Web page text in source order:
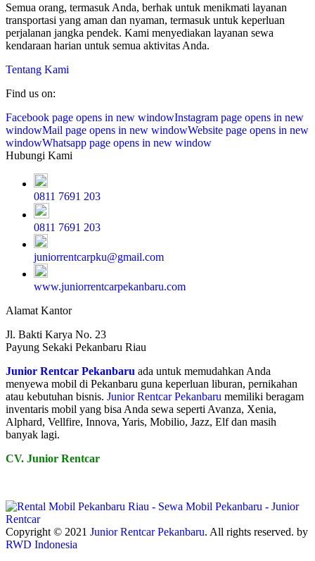
Semua orang, termasuk Anda, berhak untuk menikmati layanan
transportasi yang aman dan nyaman, termasuk untuk keperluan
perjalanan jangka pendek. Kami menyediakan layanan sewa
kendaraan harian untuk semua aktivitas Anda.
Tentang Kami
Find us on:
Facebook page opens in new windowInstagram page opens in new
windowMail page opens in new windowWebsite page opens in new
windowWhatsapp page opens in new window
Hubungi Kami
0811 7691 203
0811 7691 203
juniorrentcarpku@gmail.com
www.juniorrentcarpekanbaru.com
Alamat Kantor
Jl. Bakti Karya No. 23
Payung Sekaki Pekanbaru Riau
Junior Rentcar Pekanbaru ada untuk memudahkan Anda
menyewa mobil di Pekanbaru guna keperluan liburan, pernikahan
atau kebutuhan bisnis. Junior Rentcar Pekanbaru memiliki beragam
inventaris mobil yang bisa Anda sewa seperti Avanza, Xenia,
Alphard, Vellfire, Innova, Yaris, Mobilio, Jazz, Elf dan masih
banyak lagi.
CV. Junior Rentcar
Copyright © 2021 Junior Rentcar Pekanbaru. All rights reserved. by
RWD Indonesia